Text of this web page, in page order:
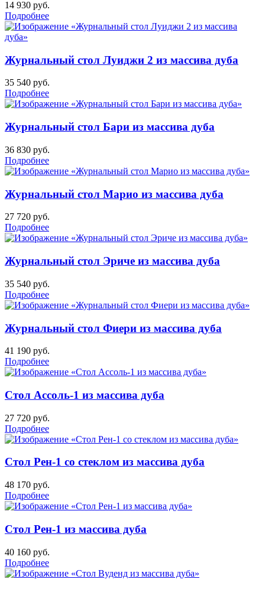
14 930 руб.
Подробнее
Журнальный стол Луиджи 2 из массива дуба
35 540 руб.
Подробнее
Журнальный стол Бари из массива дуба
36 830 руб.
Подробнее
Журнальный стол Марио из массива дуба
27 720 руб.
Подробнее
Журнальный стол Эриче из массива дуба
35 540 руб.
Подробнее
Журнальный стол Фиери из массива дуба
41 190 руб.
Подробнее
Стол Ассоль-1 из массива дуба
27 720 руб.
Подробнее
Стол Рен-1 со стеклом из массива дуба
48 170 руб.
Подробнее
Стол Рен-1 из массива дуба
40 160 руб.
Подробнее